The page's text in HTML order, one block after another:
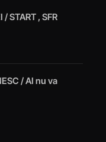
/ START , SFR
/ AI nu va